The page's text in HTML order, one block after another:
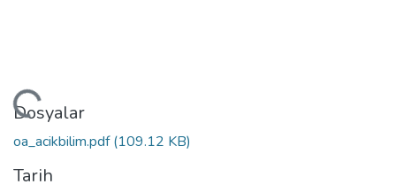
Dosyalar
oa_acikbilim.pdf(109.12 KB)
Tarih